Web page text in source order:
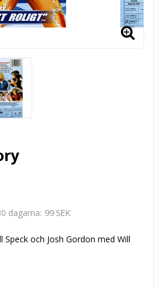
dagarna 99 SEK
Speck och Josh Gordon med Will